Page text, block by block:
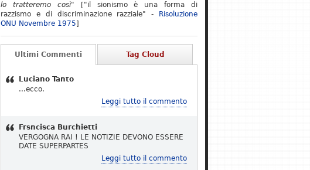
lo tratteremo così" ["il sionismo è una forma di
razzismo e di discriminazione razziale" -
Risoluzione
ONU Novembre 1975]
Ultimi Commenti Tag Cloud
Luciano Tanto
...ecco.
Leggi tutto il commento
Frsncisca Burchietti
VERGOGNA RAI ! LE NOTIZIE DEVONO ESSERE
DATE SUPERPARTES
Leggi tutto il commento